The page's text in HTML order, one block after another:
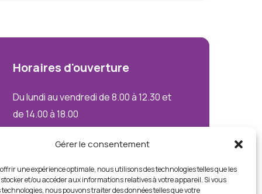
Gérer le consentement
une expérience optimale, nous utilisons des technologies telles que les
et/ou accéder aux informations relatives à votre appareil. Si vous
technologies, nous pouvons traiter des données telles que votre
Horaires d'ouverture
Du lundi au vendredi de 8.00 à 12.30 et
de 14.00 à 18.00
Le samedi uniquement sur rendez-